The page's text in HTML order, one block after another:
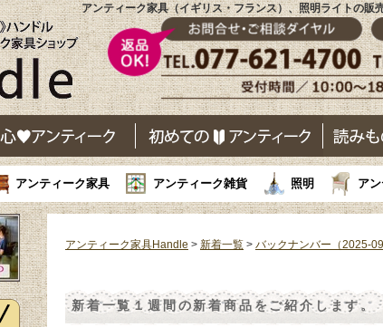
アンティーク家具（イギリス・フランス）、照明ライトの販
アンティーク家具 アンティーク雑貨 照明 ア
アンティーク家具Handle > 新着一覧 > バックナンバー（2025-
新着一覧 １週間の新着商品をご紹介します